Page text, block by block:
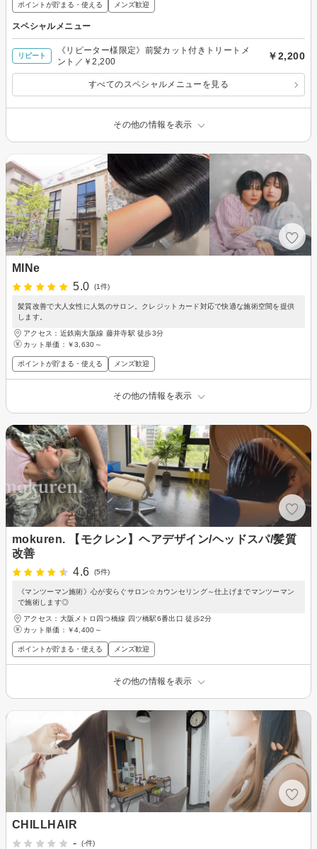
ポイントが貯まる・使える メンズ歓迎
スペシャルメニュー
リピート
《リピーター様限定》前髪カット付きトリートメ
ント／￥2,200
￥2,200
すべてのスペシャルメニューを見る
その他の情報を表示
MINe
5.0
(1件)
髪質改善で大人女性に人気のサロン。クレジットカード対応で快適な施術空間を提供
します。
アクセス：近鉄南大阪線 藤井寺駅 徒歩3分
カット単価： ￥3,630～
ポイントが貯まる・使える メンズ歓迎
その他の情報を表示
mokuren. 【モクレン】ヘアデザイン/ヘッドスパ/髪質
改善
4.6
(5件)
《マンツーマン施術》心が安らぐサロン☆カウンセリング～仕上げまでマンツーマン
で施術します◎
アクセス：大阪メトロ四つ橋線 四ツ橋駅6番出口 徒歩2分
カット単価： ￥4,400～
ポイントが貯まる・使える メンズ歓迎
その他の情報を表示
CHILLHAIR
-
(-件)